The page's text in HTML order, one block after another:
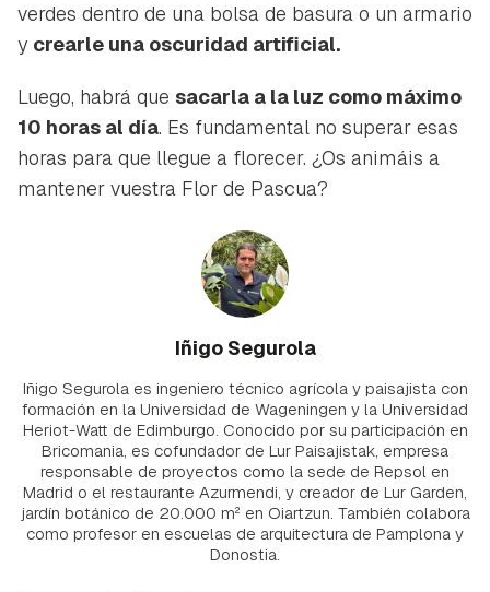
verdes dentro de una bolsa de basura o un armario
y crearle una oscuridad artificial.
Luego, habrá que sacarla a la luz como máximo
10 horas al día. Es fundamental no superar esas
horas para que llegue a florecer. ¿Os animáis a
mantener vuestra Flor de Pascua?
Iñigo Segurola
Iñigo Segurola es ingeniero técnico agrícola y paisajista con
formación en la Universidad de Wageningen y la Universidad
Heriot-Watt de Edimburgo. Conocido por su participación en
Bricomania, es cofundador de Lur Paisajistak, empresa
responsable de proyectos como la sede de Repsol en
Madrid o el restaurante Azurmendi, y creador de Lur Garden,
jardín botánico de 20.000 m² en Oiartzun. También colabora
como profesor en escuelas de arquitectura de Pamplona y
Donostia.